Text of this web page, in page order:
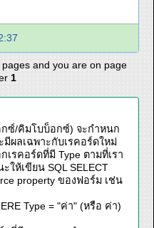
pages and you are on page
1
กซ์/คิมโบบ็อกซ์) จะกำหนก
ผลเฉพาะกับเรคอร์ดใหม่
เรคอร์ดที่มี Type ตามที่เรา
ให้เขียน SQL SELECT
property ของฟอร์ม เช่น
Type = "ค่า" (หรือ ค่า)